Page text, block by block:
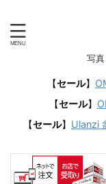
写
【セール】
【セール】
【セール】 Ulanzi